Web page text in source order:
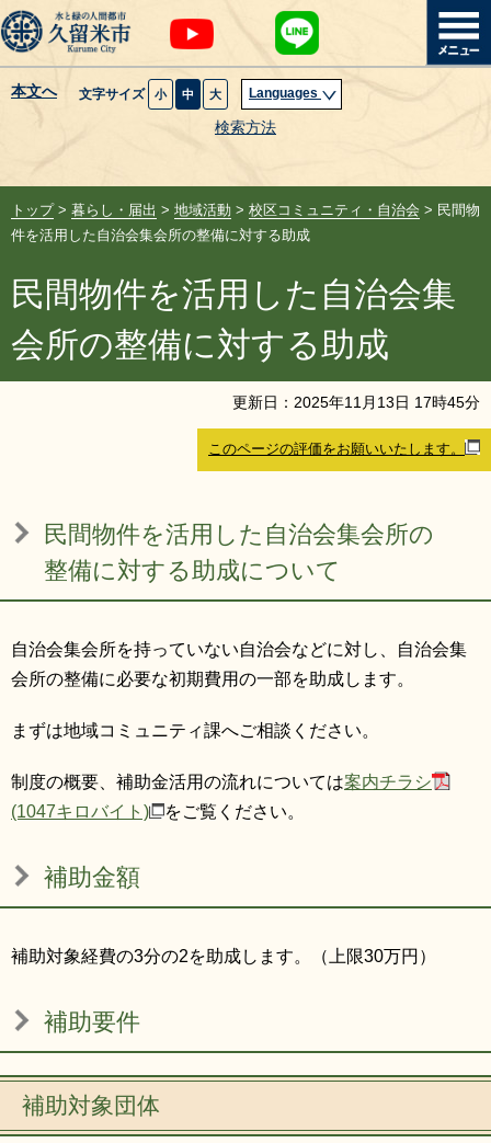
本文へ 文字サイズ 小 中 大 Languages
検索方法
暮らし・届出
健康・医療・福祉
観光魅力・イベント
創業・産業・ビジネス
組織から探す
RSS プライバシーポリシー
閉じる
トップ> 暮らし・届出 > 地域活動 > 校区コミュニティ・自治会 > 民間物
件を活用した自治会集会所の整備に対する助成
民間物件を活用した自治会集
会所の整備に対する助成
更新日： 2025年11 月 13日 17時45分
このページの評価をお願いいたします。
民間物件を活用した自治会集会所の
整備に対する助成について
自治会集会所を持っていない自治会などに対し、自治会集
会所の整備に必要な初期費用の一部を助成します。
まずは地域コミュニティ課へご相談ください。
制度の概要、補助金活用の流れについては案内チラシ
(1047キロバイト)
をご覧ください。
補助金額
補助対象経費の3分の2を助成します。（上限30万円）
補助要件
補助対象団体